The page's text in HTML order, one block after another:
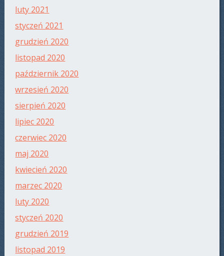
luty 2021
styczeń 2021
grudzień 2020
listopad 2020
październik 2020
wrzesień 2020
sierpień 2020
lipiec 2020
czerwiec 2020
maj 2020
kwiecień 2020
marzec 2020
luty 2020
styczeń 2020
grudzień 2019
listopad 2019